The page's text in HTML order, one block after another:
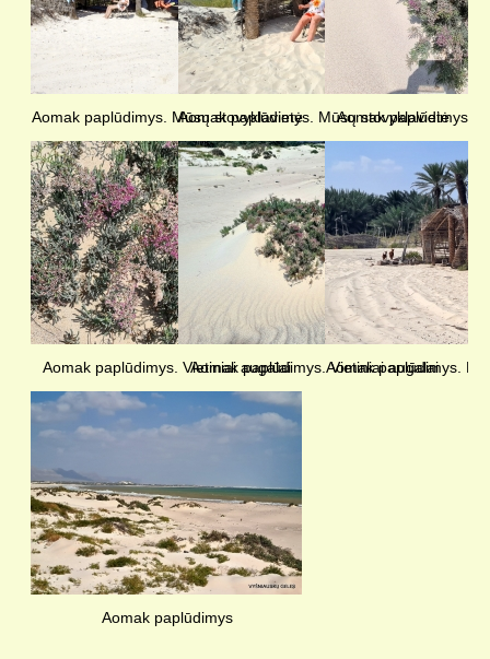
Aomak paplūdimys. Mūsų stovyklavietėAomak paplūdimys. Mūsų stovyklavietė
Aomak paplūdimys.
Aomak paplūdimys. Vietiniai augalaiAomak paplūdimys. Vietiniai augalai
Aomak paplūdimys.
Aomak paplūdimys